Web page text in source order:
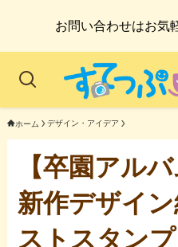
お問い合わせはお気
ホーム デザイン・アイデア
【卒園アル
新作デザイ
ストスタン